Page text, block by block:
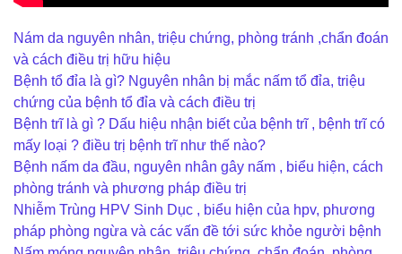
Nám da nguyên nhân, triệu chứng, phòng tránh ,chẩn đoán
và cách điều trị hữu hiệu
Bệnh tổ đỉa là gì? Nguyên nhân bị mắc nấm tổ đỉa, triệu
chứng của bệnh tổ đỉa và cách điều trị
Bệnh trĩ là gì ? Dấu hiệu nhận biết của bệnh trĩ , bệnh trĩ có
mấy loại ? điều trị bệnh trĩ như thế nào?
Bệnh nấm da đầu, nguyên nhân gây nấm , biểu hiện, cách
phòng tránh và phương pháp điều trị
Nhiễm Trùng HPV Sinh Dục , biểu hiện của hpv, phương
pháp phòng ngừa và các vấn đề tới sức khỏe người bệnh